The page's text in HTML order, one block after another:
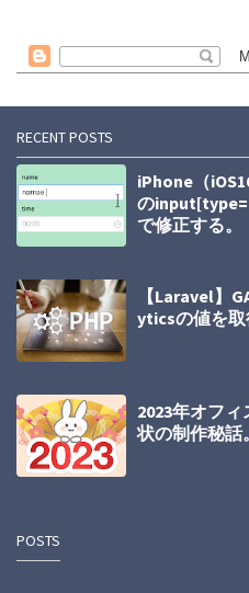
RECENT POSTS
iPhone（
の
で修正する。
【Laravel】
yticsの値を取
2023年オフ
状の制作秘話。
POSTS